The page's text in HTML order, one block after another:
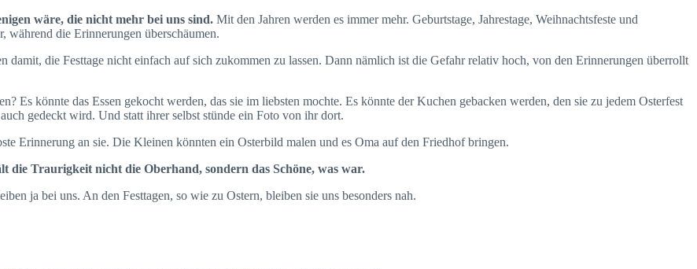
wäre, die nicht mehr bei uns sind. Mit den Jahren werden es immer mehr. Geburtstage, Jahrestage, Weihnachtsfeste und
während die Erinnerungen überschäumen.
damit, die Festtage nicht einfach auf sich zukommen zu lassen. Dann nämlich ist die Gefahr relativ hoch, von den Erinnerungen überrollt
Es könnte das Essen gekocht werden, das sie im liebsten mochte. Es könnte der Kuchen gebacken werden, den sie zu jedem Osterfest
gedeckt wird. Und statt ihrer selbst stünde ein Foto von ihr dort.
Erinnerung an sie. Die Kleinen könnten ein Osterbild malen und es Oma auf den Friedhof bringen.
die Traurigkeit nicht die Oberhand, sondern das Schöne, was war.
ja bei uns. An den Festtagen, so wie zu Ostern, bleiben sie uns besonders nah.